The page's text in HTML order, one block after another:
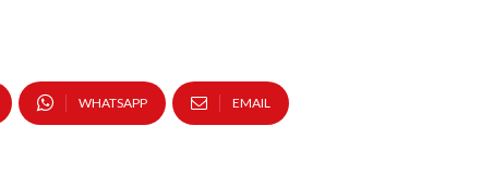
WHATSAPP EMAIL